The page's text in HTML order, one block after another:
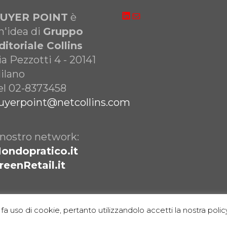
POINT è
di Gruppo
Collins
Pezzotti 4 - 20141
02-8373458
network:
uso di cookie, pertanto utilizzandolo accetti la nostra